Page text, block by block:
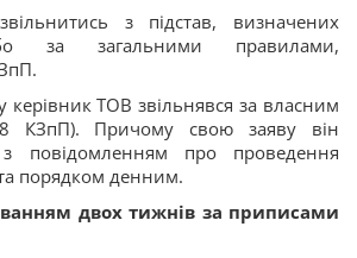
з підстав, визначених
за загальними правилами,
ТОВ звільнявся за власним
КЗпП). Причому свою заяву він
повідомленням про проведення
порядком денним.
двох тижнів за приписами